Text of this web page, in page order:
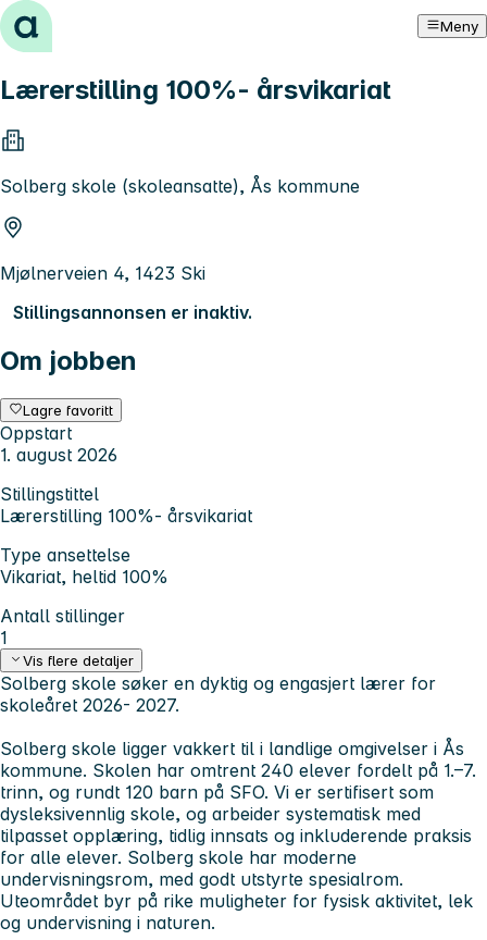
Hopp til innhold Meny
Lærerstilling 100%- årsvikariat
Solberg skole (skoleansatte), Ås kommune
Mjølnerveien 4, 1423 Ski
Stillingsannonsen er inaktiv.
Om jobben
Lagre favoritt
Oppstart
1. august 2026
Stillingstittel
Lærerstilling 100%- årsvikariat
Type ansettelse
Vikariat, heltid 100%
Antall stillinger
1
Vis flere detaljer
Solberg skole søker en dyktig og engasjert lærer for
skoleåret 2026- 2027.
Solberg skole ligger vakkert til i landlige omgivelser i Ås
kommune. Skolen har omtrent 240 elever fordelt på 1.–7.
trinn, og rundt 120 barn på SFO. Vi er sertifisert som
dysleksivennlig skole, og arbeider systematisk med
tilpasset opplæring, tidlig innsats og inkluderende praksis
for alle elever. Solberg skole har moderne
undervisningsrom, med godt utstyrte spesialrom.
Uteområdet byr på rike muligheter for fysisk aktivitet, lek
og undervisning i naturen.